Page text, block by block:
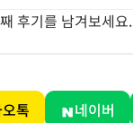
후기를 남겨보세요.
톡 네이버